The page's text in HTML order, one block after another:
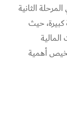
الثانية
كبيرة، حيث
أهمية